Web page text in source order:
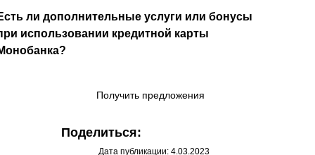
ли дополнительные услуги или бонусы
использовании кредитной карты
Получить предложения
Поделиться:
Дата публикации: 4.03.2023